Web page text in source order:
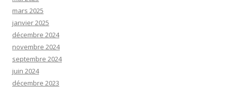
mars 2025
janvier 2025
décembre 2024
novembre 2024
septembre 2024
juin 2024
décembre 2023